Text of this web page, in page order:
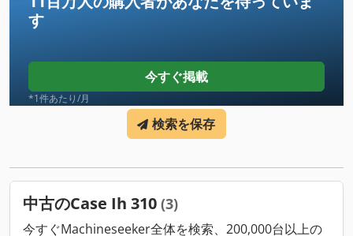
す
今すぐ掲載
*1件あたり/月
検索を保存
中古のCase Ih 310 (3)
今すぐMachineseeker全体を検索、200,000台以上の